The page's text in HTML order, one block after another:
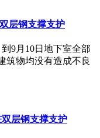
层钢支撑支护
9月10日地下室全部
筑物均没有造成不良
层钢支撑支护